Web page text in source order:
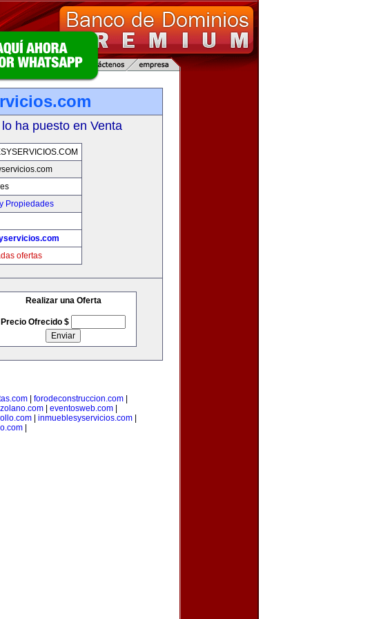
ha puesto en Venta
Propiedades
ofertas
Realizar una Oferta
Precio Ofrecido $
forodeconstruccion.com
eventosweb.com
inmueblesyservicios.com